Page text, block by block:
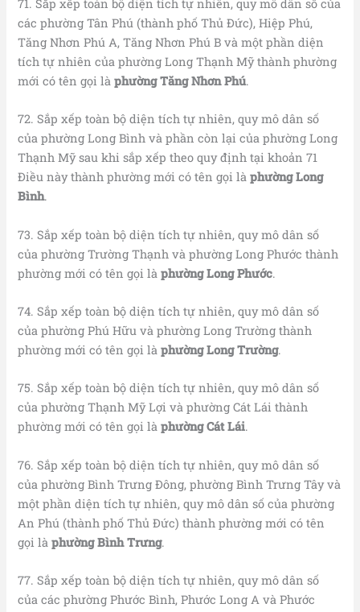
71. Sắp xếp toàn bộ diện tích tự nhiên, quy mô dân số của
các phường Tân Phú (thành phố Thủ Đức), Hiệp Phú,
Tăng Nhơn Phú A, Tăng Nhơn Phú B và một phần diện
tích tự nhiên của phường Long Thạnh Mỹ thành phường
mới có tên gọi làphường Tăng Nhơn Phú.
72. Sắp xếp toàn bộ diện tích tự nhiên, quy mô dân số
của phường Long Bình và phần còn lại của phường Long
Thạnh Mỹ sau khi sắp xếp theo quy định tại khoản 71
Điều này thành phường mới có tên gọi làphường Long
Bình.
73. Sắp xếp toàn bộ diện tích tự nhiên, quy mô dân số
của phường Trường Thạnh và phường Long Phước thành
phường mới có tên gọi làphường Long Phước.
74. Sắp xếp toàn bộ diện tích tự nhiên, quy mô dân số
của phường Phú Hữu và phường Long Trường thành
phường mới có tên gọi làphường Long Trường.
75. Sắp xếp toàn bộ diện tích tự nhiên, quy mô dân số
của phường Thạnh Mỹ Lợi và phường Cát Lái thành
phường mới có tên gọi làphường Cát Lái.
76. Sắp xếp toàn bộ diện tích tự nhiên, quy mô dân số
của phường Bình Trưng Đông, phường Bình Trưng Tây và
một phần diện tích tự nhiên, quy mô dân số của phường
An Phú (thành phố Thủ Đức) thành phường mới có tên
gọi làphường Bình Trưng.
77. Sắp xếp toàn bộ diện tích tự nhiên, quy mô dân số
của các phường Phước Bình, Phước Long A và Phước